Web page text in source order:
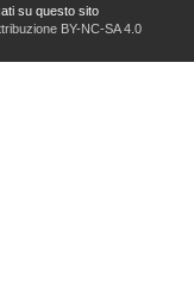
su questo sito
BY-NC-SA 4.0